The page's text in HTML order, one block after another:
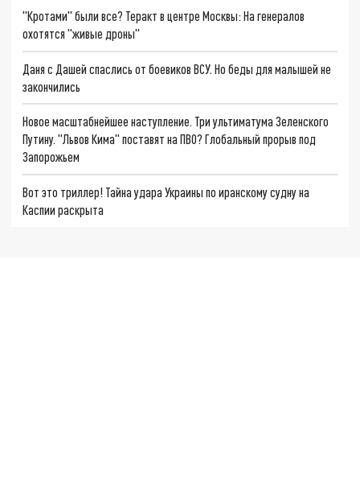
"Кротами" были все? Теракт в центре Москвы: На генералов
охотятся "живые дроны"
Даня с Дашей спаслись от боевиков ВСУ. Но беды для малышей не
закончились
Новое масштабнейшее наступление. Три ультиматума Зеленского
Путину. "Львов Кима" поставят на ПВО? Глобальный прорыв под
Запорожьем
Вот это триллер! Тайна удара Украины по иранскому судну на
Каспии раскрыта